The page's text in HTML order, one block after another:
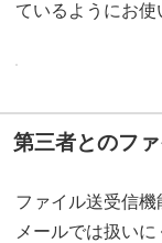
ているようにお使
第三者とのフ
ファイル送受信
メールでは扱い